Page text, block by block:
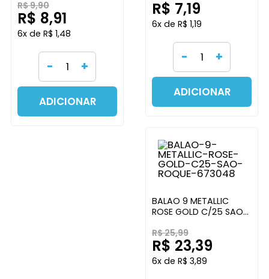
R$ 9,90
R$ 8,91
6x de R$ 1,48
- +
ADICIONAR
R$ 7,19
6x de R$ 1,19
- +
ADICIONAR
BALAO 9 METALLIC
ROSE GOLD C/25 SAO
R$ 25,99
R$ 23,39
6x de R$ 3,89